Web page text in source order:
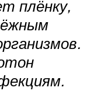
плёнку,